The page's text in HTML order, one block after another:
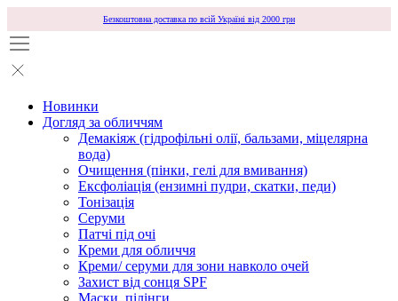
Безкоштовна доставка по всій Україні від 2000 грн
Новинки
Догляд за обличчям
Демакіяж (гідрофільні олії, бальзами, міцелярна
вода)
Очищення (пінки, гелі для вмивання)
Ексфоліація (ензимні пудри, скатки, педи)
Тонізація
Серуми
Патчі під очі
Креми для обличчя
Креми/ серуми для зони навколо очей
Захист від сонця SPF
Маски, пілінги